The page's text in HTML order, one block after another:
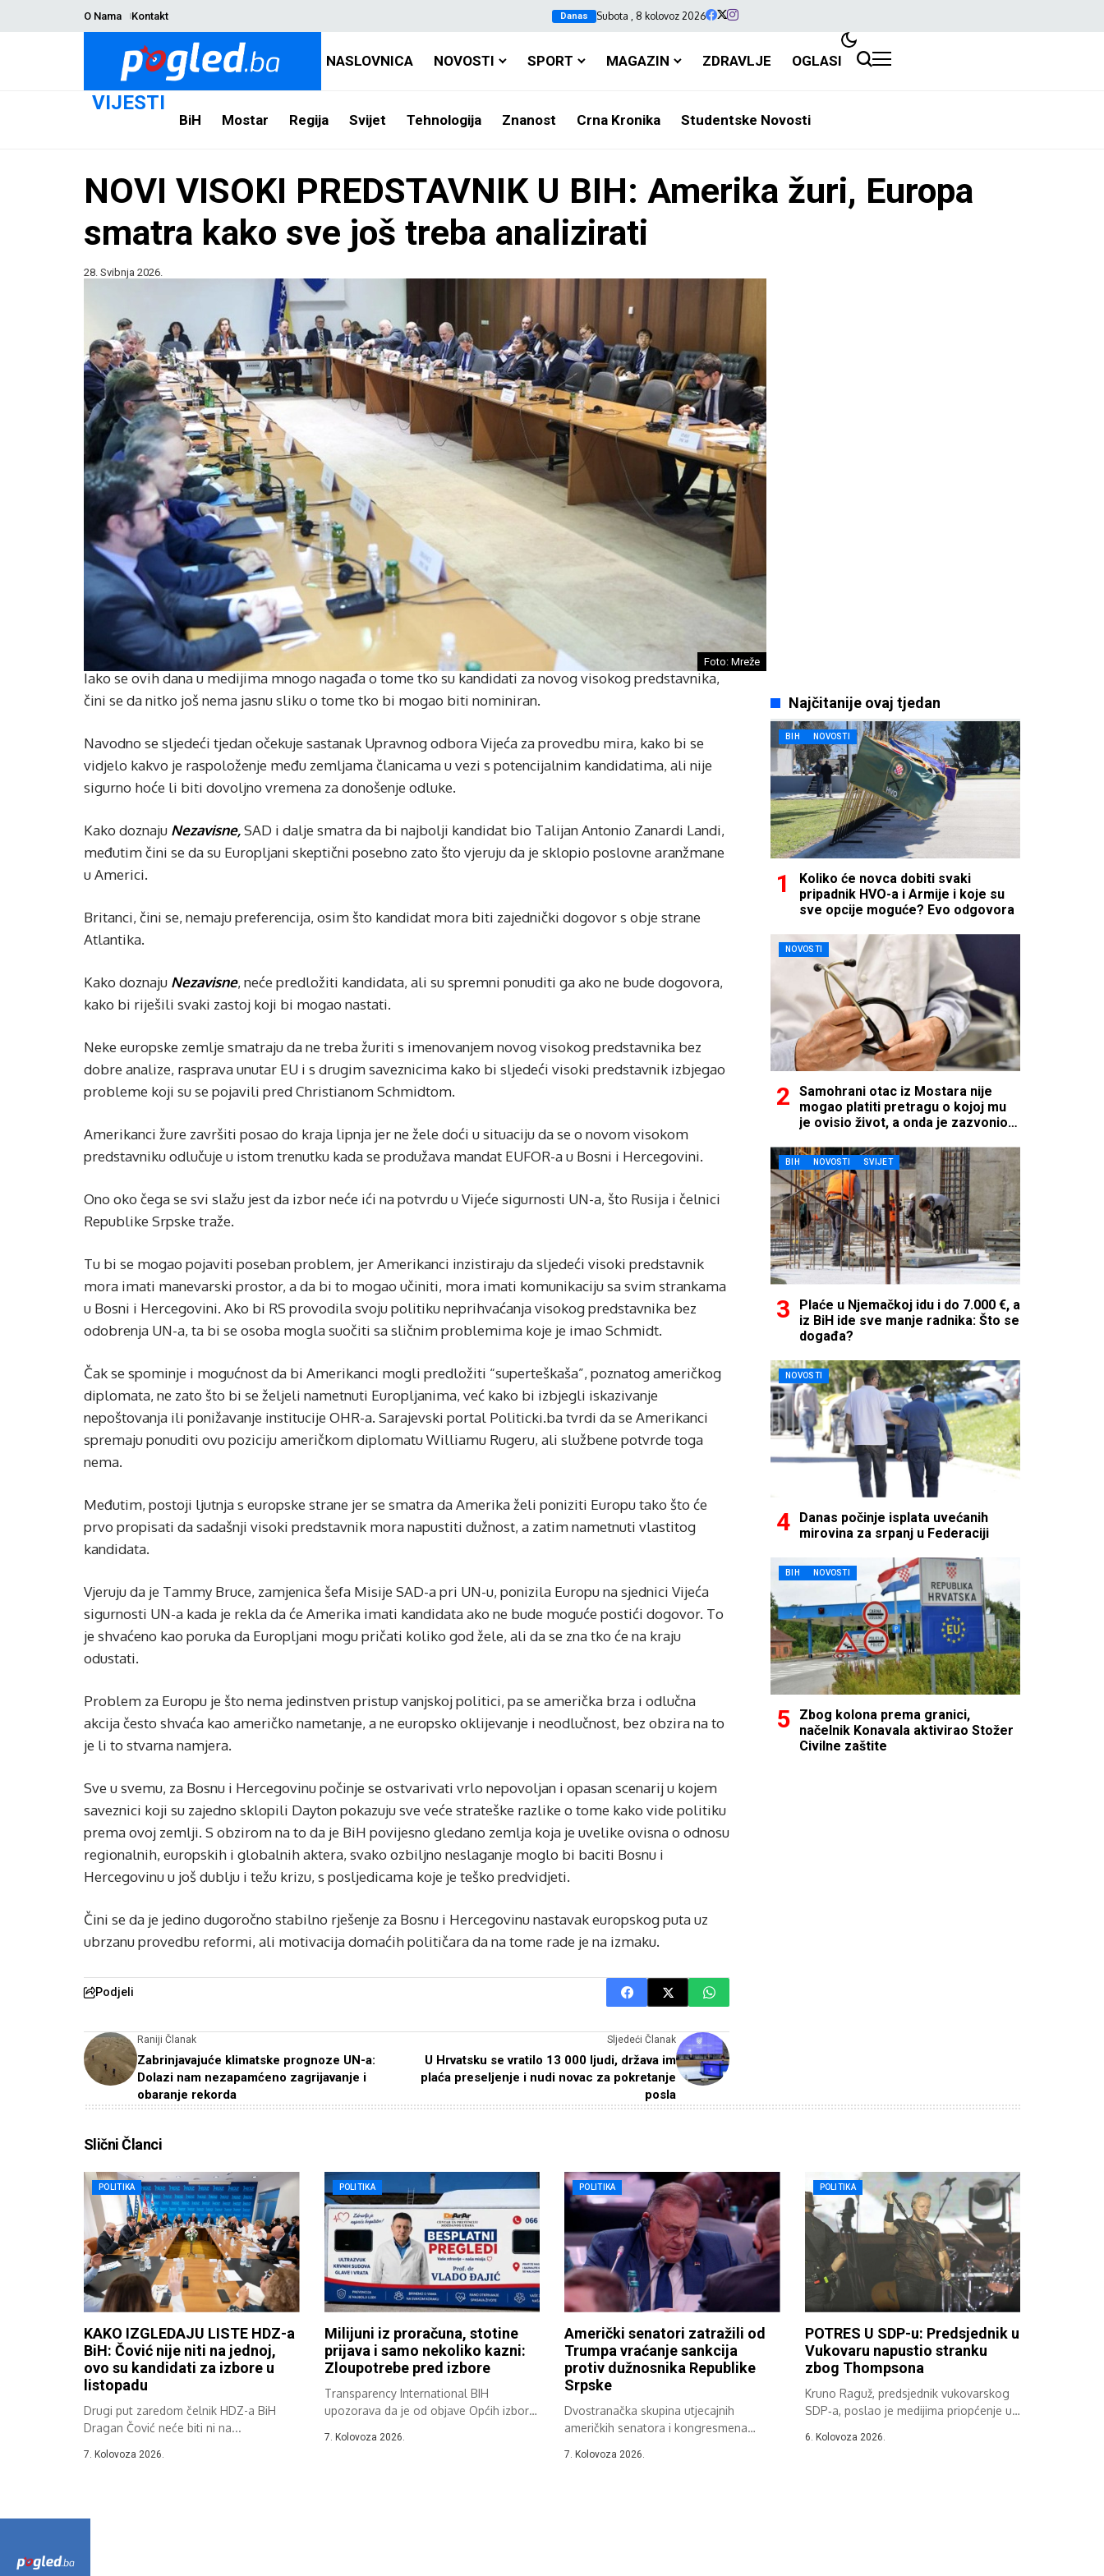
O Nama Kontakt Danas Subota , 8 kolovoz 2026
NASLOVNICA NOVOSTI SPORT MAGAZIN ZDRAVLJE OGLASI
VIJESTI
BiH Mostar Regija Svijet Tehnologija Znanost Crna Kronika Studentske Novosti
NOVI VISOKI PREDSTAVNIK U BIH: Amerika žuri, Europa
smatra kako sve još treba analizirati
28. Svibnja 2026.
Foto: Mreže
Iako se ovih dana u medijima mnogo nagađa o tome tko su kandidati za novog visokog predstavnika,
čini se da nitko još nema jasnu sliku o tome tko bi mogao biti nominiran.
Navodno se sljedeći tjedan očekuje sastanak Upravnog odbora Vijeća za provedbu mira, kako bi se
vidjelo kakvo je raspoloženje među zemljama članicama u vezi s potencijalnim kandidatima, ali nije
sigurno hoće li biti dovoljno vremena za donošenje odluke.
Kako doznaju Nezavisne,SAD i dalje smatra da bi najbolji kandidat bio Talijan Antonio Zanardi Landi,
međutim čini se da su Europljani skeptični posebno zato što vjeruju da je sklopio poslovne aranžmane
u Americi.
Britanci, čini se, nemaju preferencija, osim što kandidat mora biti zajednički dogovor s obje strane
Atlantika.
Kako doznaju Nezavisne, neće predložiti kandidata, ali su spremni ponuditi ga ako ne bude dogovora,
kako bi riješili svaki zastoj koji bi mogao nastati.
Neke europske zemlje smatraju da ne treba žuriti s imenovanjem novog visokog predstavnika bez
dobre analize, rasprava unutar EU i s drugim saveznicima kako bi sljedeći visoki predstavnik izbjegao
probleme koji su se pojavili pred Christianom Schmidtom.
Amerikanci žure završiti posao do kraja lipnja jer ne žele doći u situaciju da se o novom visokom
predstavniku odlučuje u istom trenutku kada se produžava mandat EUFOR-a u Bosni i Hercegovini.
Ono oko čega se svi slažu jest da izbor neće ići na potvrdu u Vijeće sigurnosti UN-a, što Rusija i čelnici
Republike Srpske traže.
Tu bi se mogao pojaviti poseban problem, jer Amerikanci inzistiraju da sljedeći visoki predstavnik
mora imati manevarski prostor, a da bi to mogao učiniti, mora imati komunikaciju sa svim strankama
u Bosni i Hercegovini. Ako bi RS provodila svoju politiku neprihvaćanja visokog predstavnika bez
odobrenja UN-a, ta bi se osoba mogla suočiti sa sličnim problemima koje je imao Schmidt.
Čak se spominje i mogućnost da bi Amerikanci mogli predložiti “superteškaša”, poznatog američkog
diplomata, ne zato što bi se željeli nametnuti Europljanima, već kako bi izbjegli iskazivanje
nepoštovanja ili ponižavanje institucije OHR-a. Sarajevski portal Politicki.ba tvrdi da se Amerikanci
spremaju ponuditi ovu poziciju američkom diplomatu Williamu Rugeru, ali službene potvrde toga
nema.
Međutim, postoji ljutnja s europske strane jer se smatra da Amerika želi poniziti Europu tako što će
prvo propisati da sadašnji visoki predstavnik mora napustiti dužnost, a zatim nametnuti vlastitog
kandidata.
Vjeruju da je Tammy Bruce, zamjenica šefa Misije SAD-a pri UN-u, ponizila Europu na sjednici Vijeća
sigurnosti UN-a kada je rekla da će Amerika imati kandidata ako ne bude moguće postići dogovor. To
je shvaćeno kao poruka da Europljani mogu pričati koliko god žele, ali da se zna tko će na kraju
odustati.
Problem za Europu je što nema jedinstven pristup vanjskoj politici, pa se američka brza i odlučna
akcija često shvaća kao američko nametanje, a ne europsko oklijevanje i neodlučnost, bez obzira na to
je li to stvarna namjera.
Sve u svemu, za Bosnu i Hercegovinu počinje se ostvarivati ​​vrlo nepovoljan i opasan scenarij u kojem
saveznici koji su zajedno sklopili Dayton pokazuju sve veće strateške razlike o tome kako vide politiku
prema ovoj zemlji. S obzirom na to da je BiH povijesno gledano zemlja koja je uvelike ovisna o odnosu
regionalnih, europskih i globalnih aktera, svako ozbiljno neslaganje moglo bi baciti Bosnu i
Hercegovinu u još dublju i težu krizu, s posljedicama koje je teško predvidjeti.
Čini se da je jedino dugoročno stabilno rješenje za Bosnu i Hercegovinu nastavak europskog puta uz
ubrzanu provedbu reformi, ali motivacija domaćih političara da na tome rade je na izmaku.
Podjeli
Raniji Članak
Zabrinjavajuće klimatske prognoze UN-a:
Dolazi nam nezapamćeno zagrijavanje i
obaranje rekorda
Sljedeći Članak
U Hrvatsku se vratilo 13 000 ljudi, država im
plaća preseljenje i nudi novac za pokretanje
posla
Najčitanije ovaj tjedan
BIH NOVOSTI
Koliko će novca dobiti svaki
pripadnik HVO-a i Armije i koje su
sve opcije moguće? Evo odgovora
NOVOSTI
Samohrani otac iz Mostara nije
mogao platiti pretragu o kojoj mu
je ovisio život, a onda je zazvonio
BIH NOVOSTI SVIJET
Plaće u Njemačkoj idu i do 7.000 €, a
iz BiH ide sve manje radnika: Što se
događa?
NOVOSTI
Danas počinje isplata uvećanih
mirovina za srpanj u Federaciji
BIH NOVOSTI
Zbog kolona prema granici,
načelnik Konavala aktivirao Stožer
Civilne zaštite
Slični Članci
POLITIKA
KAKO IZGLEDAJU LISTE HDZ-a
BiH: Čović nije niti na jednoj,
ovo su kandidati za izbore u
listopadu
Drugi put zaredom čelnik HDZ-a BiH
Dragan Čović neće biti ni na...
7. Kolovoza 2026.
POLITIKA
Milijuni iz proračuna, stotine
prijava i samo nekoliko kazni:
Zloupotrebe pred izbore
Transparency International BIH
upozorava da je od objave Općih izbora
7. Kolovoza 2026.
POLITIKA
Američki senatori zatražili od
Trumpa vraćanje sankcija
protiv dužnosnika Republike
Srpske
Dvostranačka skupina utjecajnih
američkih senatora i kongresmena
američkog...
7. Kolovoza 2026.
POLITIKA
POTRES U SDP-u: Predsjednik u
Vukovaru napustio stranku
zbog Thompsona
Kruno Raguž, predsjednik vukovarskog
SDP‑a, poslao je medijima priopćenje u
6. Kolovoza 2026.